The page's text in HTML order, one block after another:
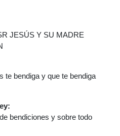
JESÚS Y SU MADRE
te bendiga y que te bendiga
bendiciones y sobre todo